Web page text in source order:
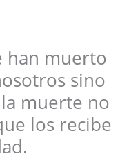
han muerto
sino
muerte no
los recibe